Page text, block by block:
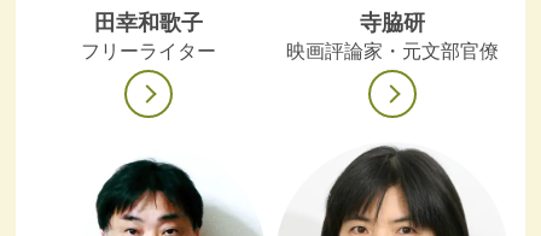
田幸和歌子
フリーライター
寺脇研
映画評論家・元文部官僚